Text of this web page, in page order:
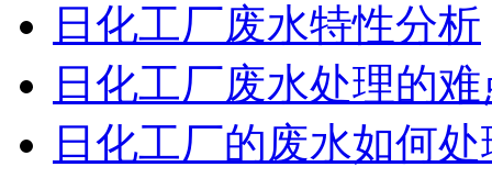
日化工厂废水特性分析
日化工厂废水处理的
日化工厂的废水如何